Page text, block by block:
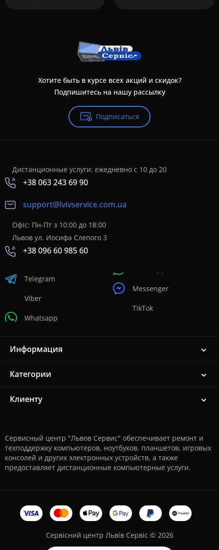
Хотите быть в курсе всех акций и скидок?
Подпишитесь на нашу рассылку
Подписаться
Дистанционные услуги: ежедневно с 10 до 20
+38 063 243 69 90
support@lvivservice.com.ua
Офіс: Пн-Пт з 10:00 до 18:00
Львов ул. Иосифа Слепого 3
+38 096 60 985 60
Telegram
Viber
Whatsapp
Messenger
TikTok
Информация
Категории
Клиенту
Сервисный центр "Львов Сервис" обеспечивает ремонт и
техподдержку компьютеров, ноутбуков, планшетов, игровых
консолей и других электронных устройств, а также
предоставляет дистанционные компьютерные услуги.
Сервісний центр Львів Сервіс © 2026